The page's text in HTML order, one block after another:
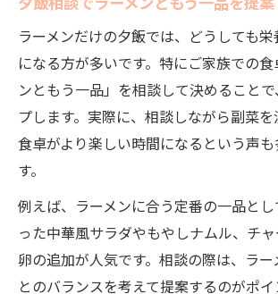
ラーメンだけの夕飯では、どうしても
になる方が多いです。特にご家族での
ンともう一品」を相談して決めること
プします。実際に、相談しながら副菜を
食卓がより楽しい時間になるという声
す。
例えば、ラーメンに合う定番の一品と
った中華風サラダやもやしナムル、チ
卵の追加が人気です。相談の際は、ラ
とのバランスを考えて提案するのがポ